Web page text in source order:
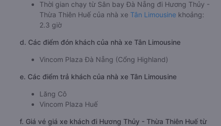
Thời gian chạy từ Sân bay Đà Nẵng đi Hương Thủy -
Thừa Thiên Huế của nhà xe Tân Limousine khoảng:
2.3 giờ
d. Các điểm đón khách của nhà xe Tân Limousine
Vincom Plaza Đà Nẵng (Cổng Highland)
e. Các điểm trả khách của nhà xe Tân Limousine
Lăng Cô
Vincom Plaza Huế
f. Giá vé giá xe khách đi Hương Thủy - Thừa Thiên Huế từ